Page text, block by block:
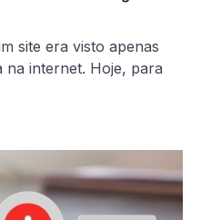
site era visto apenas
na internet. Hoje, para